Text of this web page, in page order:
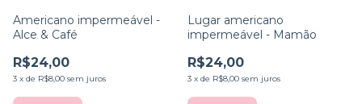
Americano impermeável -
Alce & Café
R$24,00
3 x de R$8,00 sem juros
Lugar americano
impermeável - Mamão
R$24,00
3 x de R$8,00 sem juros